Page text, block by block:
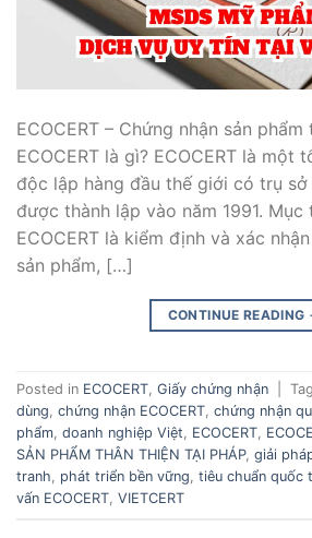
ECOCERT – Chứng nhận sản
ECOCERT là gì? ECOCERT là một
độc lập hàng đầu thế giới có trụ sở
được thành lập vào năm 1991. Mục
ECOCERT là kiểm định và xác
sản phẩm, […]
CONTINUE READING
Posted in ECOCERT, Giấy chứng nhận
dùng, chứng nhận ECOCERT, chứng nhận
phẩm, doanh nghiệp Việt, ECOCERT,
SẢN PHẨM THÂN THIỆN TẠI PHÁP, giải
tranh, phát triển bền vững, tiêu chuẩn quốc
vấn ECOCERT, VIETCERT